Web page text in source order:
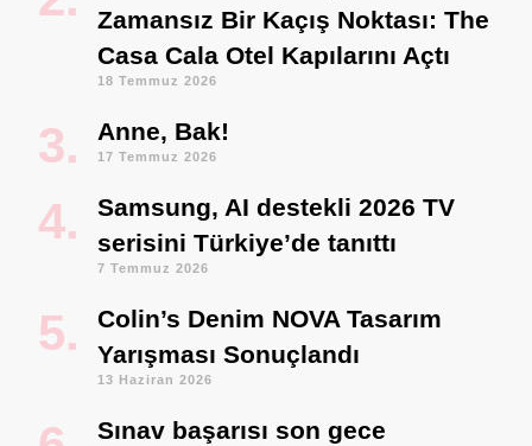
Zamansız Bir Kaçış Noktası: The
Casa Cala Otel Kapılarını Açtı
18 Temmuz 2026
Anne, Bak!
17 Temmuz 2026
Samsung, AI destekli 2026 TV
serisini Türkiye’de tanıttı
7 Temmuz 2026
Colin’s Denim NOVA Tasarım
Yarışması Sonuçlandı
13 Haziran 2026
Sınav başarısı son gece